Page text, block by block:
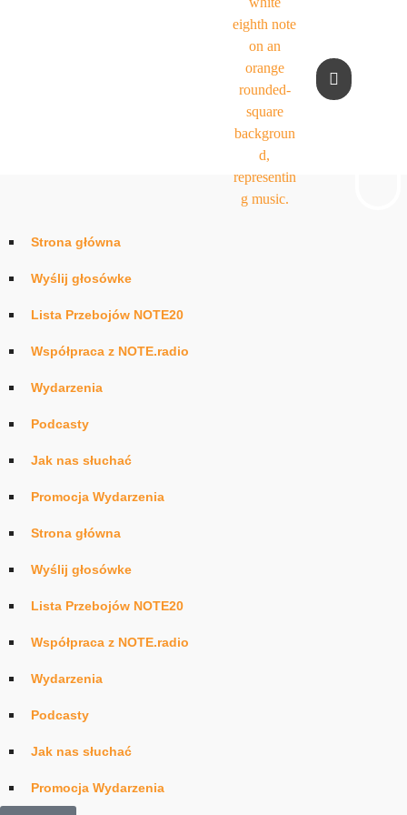
Strona główna
Wyślij głosówke
Lista Przebojów NOTE20
Współpraca z NOTE.radio
Wydarzenia
Podcasty
Jak nas słuchać
Promocja Wydarzenia
Strona główna
Wyślij głosówke
Lista Przebojów NOTE20
Współpraca z NOTE.radio
Wydarzenia
Podcasty
Jak nas słuchać
Promocja Wydarzenia